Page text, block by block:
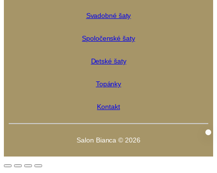
Svadobné šaty
Spoločenské šaty
Detské šaty
Topánky
Kontakt
Salon Bianca © 2026